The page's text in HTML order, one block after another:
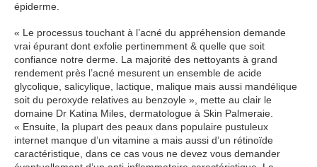
épiderme.
« Le processus touchant à l’acné du appréhension demande
vrai épurant dont exfolie pertinemment & quelle que soit
confiance notre derme. La majorité des nettoyants à grand
rendement près l’acné mesurent un ensemble de acide
glycolique, salicylique, lactique, malique mais aussi mandélique
soit du peroxyde relatives au benzoyle », mette au clair le
domaine Dr Katina Miles, dermatologue à Skin Palmeraie.
« Ensuite, la plupart des peaux dans populaire pustuleux
internet manque d’un vitamine a mais aussi d’un rétinoïde
caractéristique, dans ce cas vous ne devez vous demander